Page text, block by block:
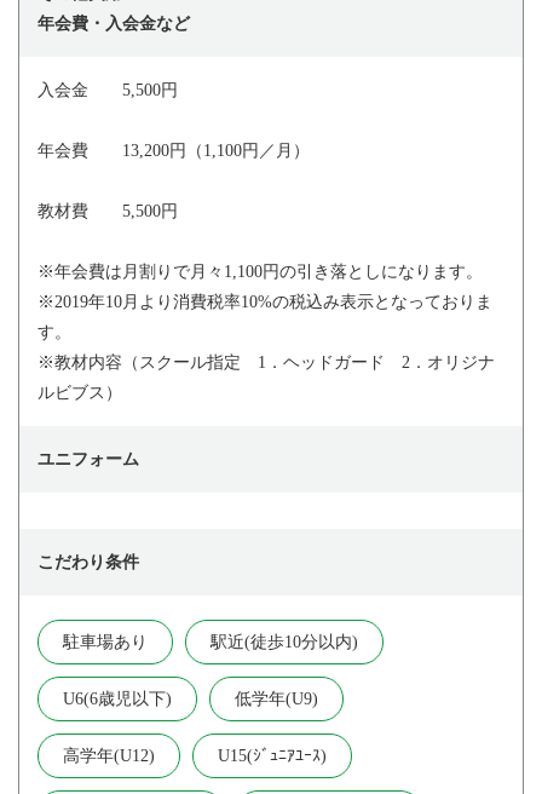
年会費・入会金など
入会金 5,500円
年会費 13,200円（1,100円／月）
教材費 5,500円
※年会費は月割りで月々1,100円の引き落としになります。
※2019年10月より消費税率10%の税込み表示となっておりま
す。
※教材内容（スクール指定 1．ヘッドガード 2．オリジナ
ルビブス）
ユニフォーム
こだわり条件
駐車場あり 駅近(徒歩10分以内)
U6(6歳児以下) 低学年(U9)
高学年(U12) U15(ｼﾞｭﾆｱﾕｰｽ)